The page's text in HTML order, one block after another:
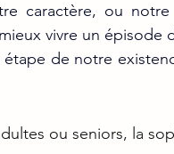
caractère, ou
vivre un épisode
étape de notre
ou seniors, la